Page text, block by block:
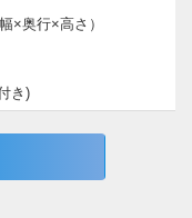
×奥行×高さ）
き)